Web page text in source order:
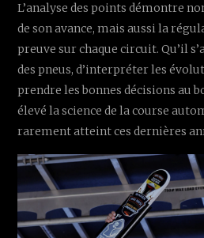
L’analyse des points démontre
de son avance, mais aussi la
preuve sur chaque circuit. Qu’il
des pneus, d’interpréter les
prendre les bonnes décisions au
élevé la science de la course
rarement atteint ces dernières